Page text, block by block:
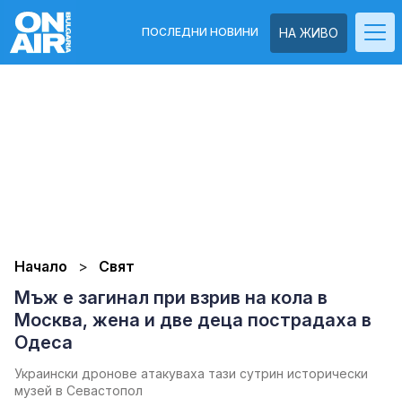
НА ЖИВО
ПОСЛЕДНИ НОВИНИ
Начало Свят
Мъж е загинал при взрив на кола в
Москва, жена и две деца пострадаха в
Одеса
Украински дронове атакуваха тази сутрин исторически
музей в Севастопол